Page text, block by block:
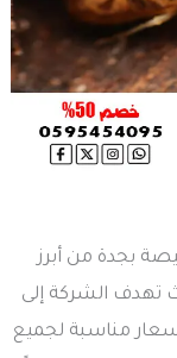
بجدة من أبرز
تهدف الشركة إلى
مناسبة لجميع